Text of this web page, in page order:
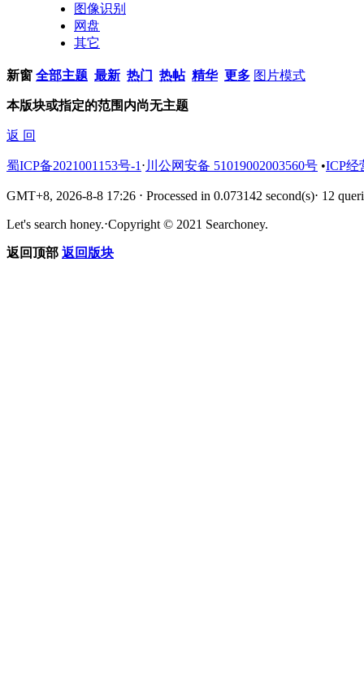
图像识别
网盘
其它
新窗 全部主题 最新 热门 热帖 精华 更多 图片模式
本版块或指定的范围内尚无主题
返 回
蜀ICP备2021001153号-1 ⋅ 川公网安备 51019002003560号 •ICP经
GMT+8, 2026-8-8 17:26 ⋅ Processed in 0.073142 second(s)⋅ 12
Let's search honey.⋅Copyright © 2021 Searchoney.
返回顶部 返回版块